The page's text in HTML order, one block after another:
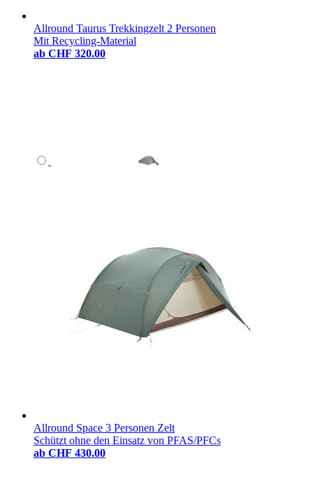
Allround Taurus Trekkingzelt 2 Personen
Mit Recycling-Material
ab CHF 320.00
Allround Space 3 Personen Zelt
Schützt ohne den Einsatz von PFAS/PFCs
ab CHF 430.00